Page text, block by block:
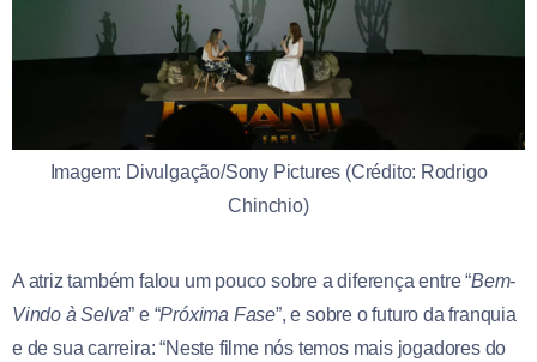
Imagem: Divulgação/Sony Pictures (Crédito: Rodrigo
Chinchio)
A atriz também falou um pouco sobre a diferença entre “Bem-
Vindo à Selva” e “Próxima Fase”, e sobre o futuro da franquia
e de sua carreira: “Neste filme nós temos mais jogadores do